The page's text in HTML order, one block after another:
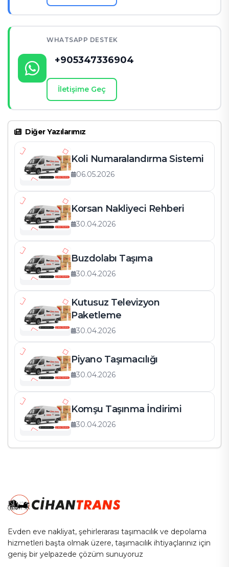
2. Eşyalarım sigorta kapsamında taşınıyor mu?
3. Kadıköy için asansörlü taşıma hizmetiniz var mı?
4. Hizmet ücretlendirmesi nasıl hesaplanıyor?
5. Kadıköy’de neden Cihantrans’ı tercih etmeliyim?
WHATSAPP DESTEK
+905347336904
İletişime Geç
Diğer Yazılarımız
Koli Numaralandırma Sistemi
06.05.2026
Korsan Nakliyeci Rehberi
30.04.2026
Buzdolabı Taşıma
30.04.2026
Kutusuz Televizyon
Paketleme
30.04.2026
Piyano Taşımacılığı
30.04.2026
Komşu Taşınma İndirimi
30.04.2026
Evden eve nakliyat, şehirlerarası taşımacılık ve depolama
hizmetleri başta olmak üzere, taşımacılık ihtiyaçlarınız için
geniş bir yelpazede çözüm sunuyoruz